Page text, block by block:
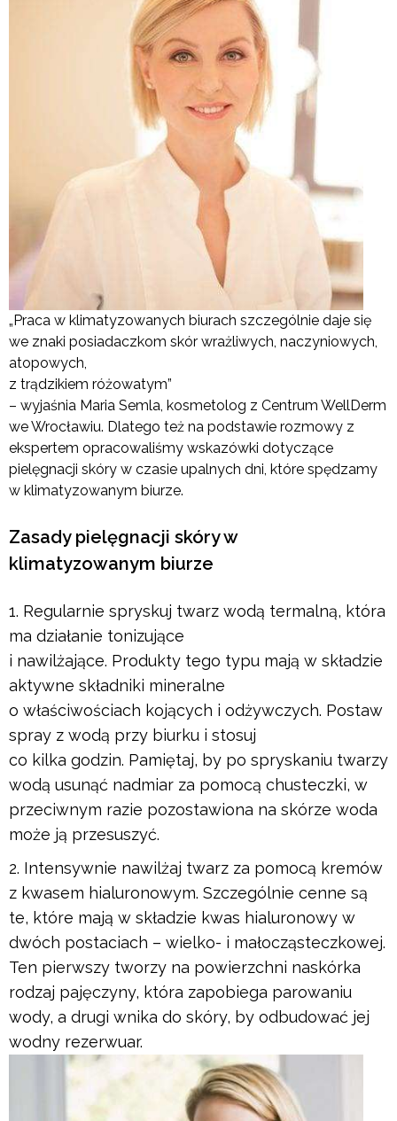
„Praca w klimatyzowanych biurach szczególnie daje się
we znaki posiadaczkom skór wrażliwych, naczyniowych,
atopowych,
z trądzikiem różowatym”
– wyjaśnia Maria Semla, kosmetolog z Centrum WellDerm
we Wrocławiu. Dlatego też na podstawie rozmowy z
ekspertem opracowaliśmy wskazówki dotyczące
pielęgnacji skóry w czasie upalnych dni, które spędzamy
w klimatyzowanym biurze.
Zasady pielęgnacji skóry w
klimatyzowanym biurze
Regularnie spryskuj twarz wodą termalną, która
ma działanie tonizujące
i nawilżające. Produkty tego typu mają w składzie
aktywne składniki mineralne
o właściwościach kojących i odżywczych. Postaw
spray z wodą przy biurku i stosuj
co kilka godzin. Pamiętaj, by po spryskaniu twarzy
wodą usunąć nadmiar za pomocą chusteczki, w
przeciwnym razie pozostawiona na skórze woda
może ją przesuszyć.
Intensywnie nawilżaj twarz za pomocą kremów
z kwasem hialuronowym. Szczególnie cenne są
te, które mają w składzie kwas hialuronowy w
dwóch postaciach – wielko- i małocząsteczkowej.
Ten pierwszy tworzy na powierzchni naskórka
rodzaj pajęczyny, która zapobiega parowaniu
wody, a drugi wnika do skóry, by odbudować jej
wodny rezerwuar.